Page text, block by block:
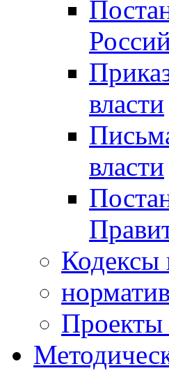
власти
власти
Кодексы
Проекты